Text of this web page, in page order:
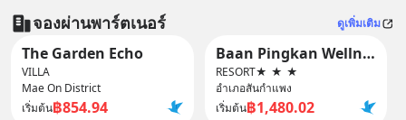
จองผ่านพาร์ตเนอร์ ดูเพิ่มเติม
The Garden Echo
VILLA
Mae On District
เริ่มต้น฿854.94
Baan Pingkan Wellness Resort
RESORT★ ★ ★
อำเภอสันกำแพง
เริ่มต้น฿1,480.02